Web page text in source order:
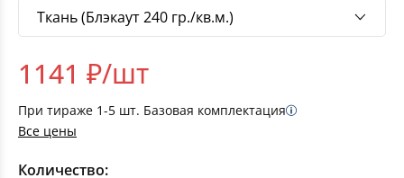
1141 ₽/шт
При тираже 1-5 шт. Базовая комплектация
Все цены
Количество: